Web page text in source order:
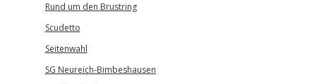
Rund um den Brustring
Scudetto
Seitenwahl
SG Neureich-Bimbeshausen